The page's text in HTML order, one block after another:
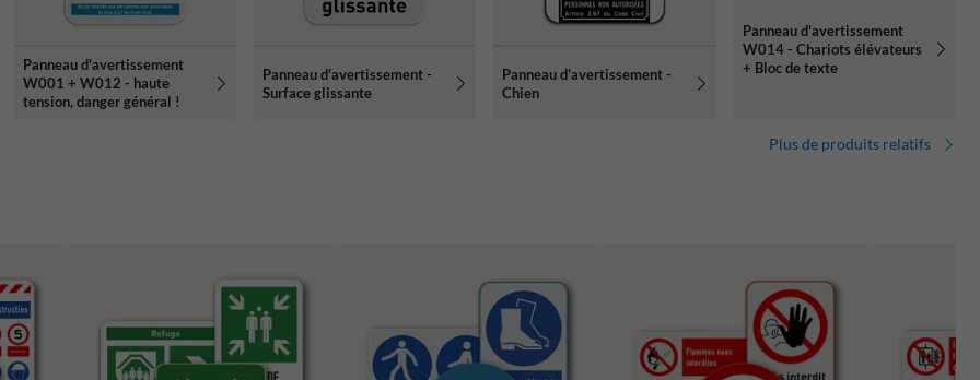
Panneau d'avertissement
W001 + W012 - haute
tension, danger général !
Panneau d'avertissement -
Surface glissante
Panneau d'avertissement -
Chien
Panneau d'avertissement
W014 - Chariots élévateurs
+ Bloc de texte
Plus de produits relatifs